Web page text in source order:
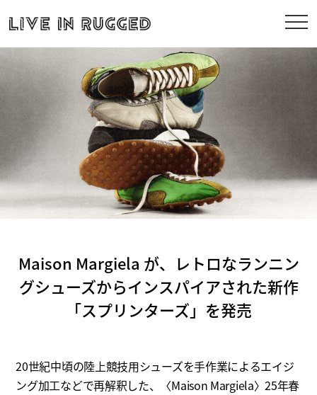
Maison Margiela が、レトロなランニン
グシューズからインスパイアされた新作
「スプリンターズ」を発売
20世紀中頃の陸上競技用シューズを手作業によるエイジ
ング加工などで再解釈した、〈Maison Margiela〉25年春